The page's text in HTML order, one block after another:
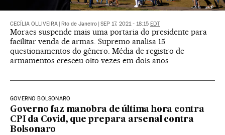
CECÍLIA OLLIVEIRA Rio de Janeiro SEP 17, 2021 - 18:15 EDT
Moraes suspende mais uma portaria do presidente para
facilitar venda de armas. Supremo analisa 15
questionamentos do gênero. Média de registro de
armamentos cresceu oito vezes em dois anos
GOVERNO BOLSONARO
Governo faz manobra de última hora contra
CPI da Covid, que prepara arsenal contra
Bolsonaro